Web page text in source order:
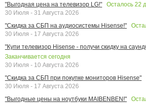
"Выгодная цена на телевизор LG!"
Осталось 22
30 Июля - 31 Августа 2026
"Скидка за СБП на аудиосистемы Hisense!"
30 Июля - 17 Августа 2026
"Купи телевизор Hisense - получи скидку на
Заканчивается сегодня
30 Июля - 10 Августа 2026
"Скидка за СБП при покупке мониторов Hisense"
30 Июля - 17 Августа 2026
"Выгодные цены на ноутбуки MAIBENBEN!"